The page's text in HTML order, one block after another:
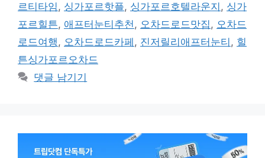
르티타임, 싱가포르핫플, 싱가포르호텔라운지 , 싱가
포르힐튼, 애프터눈티추천, 오차드로드맛집, 오차드
로드여행, 오차드로드카페 , 진저릴리애프터눈티 , 힐
튼싱가포르오차드
댓글 남기기